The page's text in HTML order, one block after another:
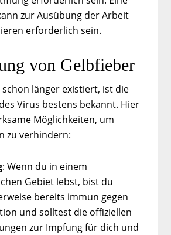
zur Ausübung der Arbeit
erforderlich sein.
von Gelbfieber
schon länger existiert, ist die
Virus bestens bekannt. Hier
Möglichkeiten, um
zu verhindern:
: Wenn du in einem
Gebiet lebst, bist du
bereits immun gegen
und solltest die offiziellen
zur Impfung für dich und